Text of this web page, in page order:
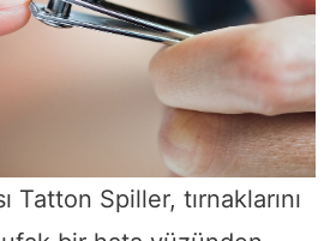
Tatton Spiller, tırnaklarını